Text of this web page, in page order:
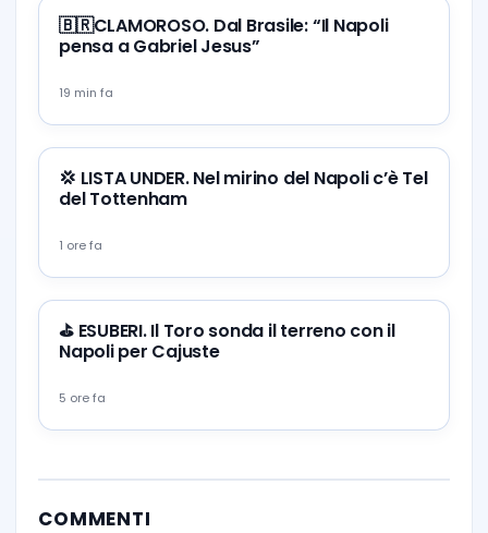
🇧🇷CLAMOROSO. Dal Brasile: “Il Napoli
pensa a Gabriel Jesus”
19 min fa
💢 LISTA UNDER. Nel mirino del Napoli c’è Tel
del Tottenham
1 ore fa
⛳ ESUBERI. Il Toro sonda il terreno con il
Napoli per Cajuste
5 ore fa
COMMENTI